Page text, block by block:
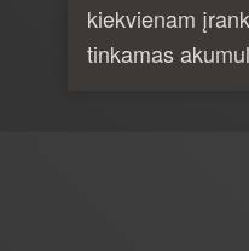
kiekvienam
tinkamas